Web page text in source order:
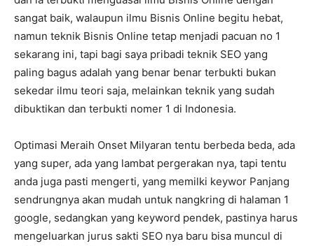
sangat baik, walaupun ilmu Bisnis Online begitu hebat,
namun teknik Bisnis Online tetap menjadi pacuan no 1
sekarang ini, tapi bagi saya pribadi teknik SEO yang
paling bagus adalah yang benar benar terbukti bukan
sekedar ilmu teori saja, melainkan teknik yang sudah
dibuktikan dan terbukti nomer 1 di Indonesia.
Optimasi Meraih Onset Milyaran tentu berbeda beda, ada
yang super, ada yang lambat pergerakan nya, tapi tentu
anda juga pasti mengerti, yang memilki keywor Panjang
sendrungnya akan mudah untuk nangkring di halaman 1
google, sedangkan yang keyword pendek, pastinya harus
mengeluarkan jurus sakti SEO nya baru bisa muncul di